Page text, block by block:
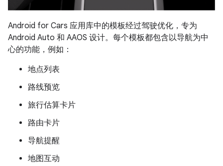
Android for Cars 应用库中的模板经过驾驶优化，专为
Android Auto 和 AAOS 设计。每个模板都包含以导航为中
心的功能，例如：
地点列表
路线预览
旅行估算卡片
路由卡片
导航提醒
地图互动